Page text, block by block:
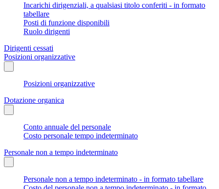
Incarichi dirigenziali, a qualsiasi titolo conferiti - in formato
tabellare
Posti di funzione disponibili
Ruolo dirigenti
Dirigenti cessati
Posizioni organizzative
Posizioni organizzative
Dotazione organica
Conto annuale del personale
Costo personale tempo indeterminato
Personale non a tempo indeterminato
Personale non a tempo indeterminato - in formato tabellare